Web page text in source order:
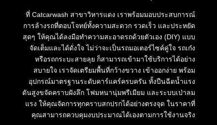
ที่ Catcarwash สาขาวิหารแดง เราพร้อมมอบประสบการณ์
การล้างรถที่ตอบโจทย์ทั้งความสะดวก รวดเร็ว และประหยัด
สุดๆ ให้คุณได้ลงมือทำความสะอาดรถด้วยตัวเอง (DIY) แบบ
จัดเต็มและได้ดั่งใจ ไม่ว่าจะเป็นรถมอเตอร์ไซค์คู่ใจ รถเก๋ง
หรือรถกระบะสายลุย ก็สามารถเข้ามาใช้บริการได้อย่าง
สบายใจ เราจัดเตรียมพื้นที่กว้างขวาง เข้าออกง่าย พร้อม
อุปกรณ์มาตรฐานระดับคาร์แคร์ครบครัน ทั้งปืนฉีดน้ำแรง
ดันสูงขจัดคราบฝังลึก โฟมหนานุ่มพรีเมียม และระบบเป่าลม
แรง ให้คุณจัดการทุกคราบสกปรกได้อย่างตรงจุด ในราคาที่
คุณสามารถควบคุมงบประมาณได้เองตามการใช้งานจริง